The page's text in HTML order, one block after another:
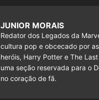
JUNIOR MORAIS
Redator dos Legados da
cultura pop e obcecado por
heróis, Harry Potter e The
uma seção reservada para o
no coração de fã.